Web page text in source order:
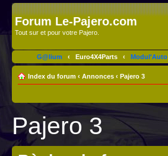
Forum Le-Pajero.com
Tout sur et pour votre Pajero.
G@lium ‹ Euro4X4Parts ‹ Modul'Auto
Index du forum ‹ Annonces ‹ Pajero 3
Pajero 3